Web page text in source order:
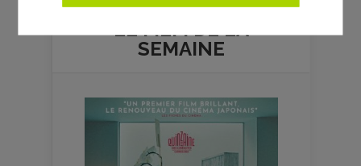
LE FILM DELA
SEMAINE